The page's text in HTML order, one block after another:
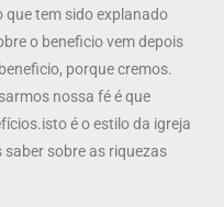
que tem sido explanado
o beneficio vem depois
porque cremos.
nossa fé é que
é o estilo da igreja
saber sobre as riquezas